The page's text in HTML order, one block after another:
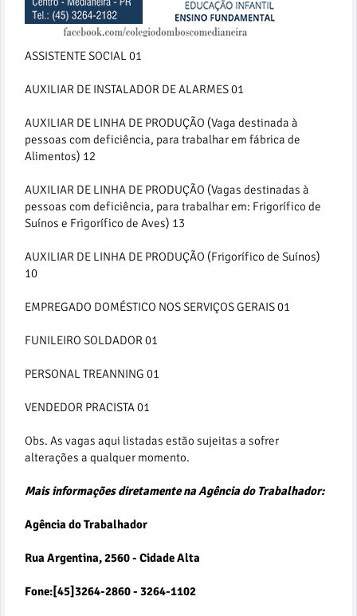
ASSISTENTE SOCIAL 01
AUXILIAR DE INSTALADOR DE ALARMES 01
AUXILIAR DE LINHA DE PRODUÇÃO (Vaga destinada à
pessoas com deficiência, para trabalhar em fábrica de
Alimentos) 12
AUXILIAR DE LINHA DE PRODUÇÃO (Vagas destinadas à
pessoas com deficiência, para trabalhar em: Frigorífico de
Suínos e Frigorífico de Aves) 13
AUXILIAR DE LINHA DE PRODUÇÃO (Frigorífico de Suínos)
10
EMPREGADO DOMÉSTICO NOS SERVIÇOS GERAIS 01
FUNILEIRO SOLDADOR 01
PERSONAL TREANNING 01
VENDEDOR PRACISTA 01
Obs. As vagas aqui listadas estão sujeitas a sofrer
alterações a qualquer momento.
Mais informações diretamente na Agência do Trabalhador:
Agência do Trabalhador
Rua Argentina, 2560 - Cidade Alta
Fone:[45]3264-2860 - 3264-1102